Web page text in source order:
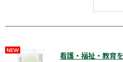
看護・福祉・教育